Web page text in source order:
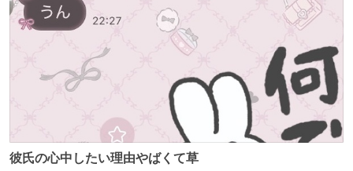
彼氏の心中したい理由やばくて草